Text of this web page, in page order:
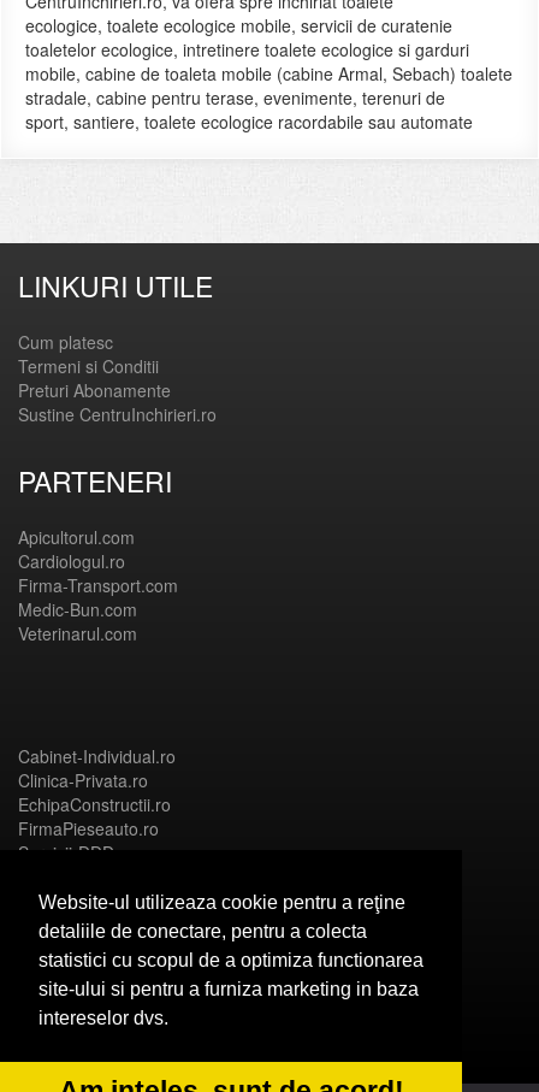
Website-ul utilizeaza cookie pentru a reţine
detaliile de conectare, pentru a colecta
statistici cu scopul de a optimiza functionarea
site-ului si pentru a furniza marketing in baza
intereselor dvs.
ecologice, toalete ecologice mobile, servicii de curatenie
toaletelor ecologice, intretinere toalete ecologice si garduri
mobile, cabine de toaleta mobile (cabine Armal, Sebach) toalete
stradale, cabine pentru terase, evenimente, terenuri de
sport, santiere, toalete ecologice racordabile sau automate
LINKURI UTILE
Cum platesc
Termeni si Conditii
Preturi Abonamente
Sustine CentruInchirieri.ro
PARTENERI
Apicultorul.com
Cardiologul.ro
Firma-Transport.com
Medic-Bun.com
Veterinarul.com
Cabinet-Individual.ro
Clinica-Privata.ro
EchipaConstructii.ro
FirmaPieseauto.ro
Servicii-DDD.com
Birouri-Cadastru.ro
CramaVinuri.ro
FirmaTractariAuto.ro